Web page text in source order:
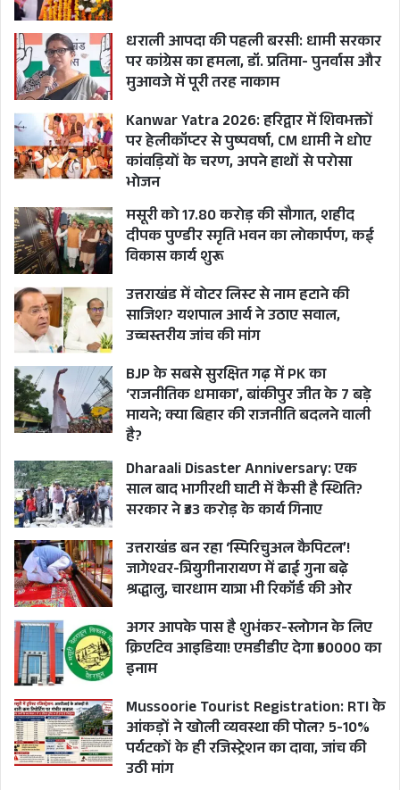
धराली आपदा की पहली बरसी: धामी सरकार
पर कांग्रेस का हमला, डॉ. प्रतिमा- पुनर्वास और
मुआवजे में पूरी तरह नाकाम
Kanwar Yatra 2026: हरिद्वार में शिवभक्तों
पर हेलीकॉप्टर से पुष्पवर्षा, CM धामी ने धोए
कांवड़ियों के चरण, अपने हाथों से परोसा
भोजन
मसूरी को 17.80 करोड़ की सौगात, शहीद
दीपक पुण्डीर स्मृति भवन का लोकार्पण, कई
विकास कार्य शुरू
उत्तराखंड में वोटर लिस्ट से नाम हटाने की
साजिश? यशपाल आर्य ने उठाए सवाल,
उच्चस्तरीय जांच की मांग
BJP के सबसे सुरक्षित गढ़ में PK का
‘राजनीतिक धमाका’, बांकीपुर जीत के 7 बड़े
मायने; क्या बिहार की राजनीति बदलने वाली
है?
Dharaali Disaster Anniversary: एक
साल बाद भागीरथी घाटी में कैसी है स्थिति?
सरकार ने ₹33 करोड़ के कार्य गिनाए
उत्तराखंड बन रहा ‘स्पिरिचुअल कैपिटल’!
जागेश्वर-त्रियुगीनारायण में ढाई गुना बढ़े
श्रद्धालु, चारधाम यात्रा भी रिकॉर्ड की ओर
अगर आपके पास है शुभंकर-स्लोगन के लिए
क्रिएटिव आइडिया! एमडीडीए देगा ₹50000 का
इनाम
Mussoorie Tourist Registration: RTI के
आंकड़ों ने खोली व्यवस्था की पोल? 5-10%
पर्यटकों के ही रजिस्ट्रेशन का दावा, जांच की
उठी मांग